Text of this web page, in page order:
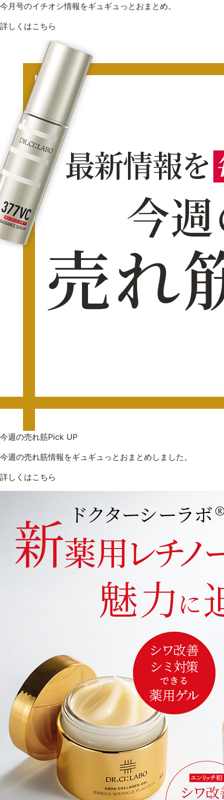
今月号のイチオシ情報をギュギュっとおまとめ。
詳しくはこちら
今週の売れ筋Pick UP
今週の売れ筋情報をギュギュっとおまとめしました。
詳しくはこちら